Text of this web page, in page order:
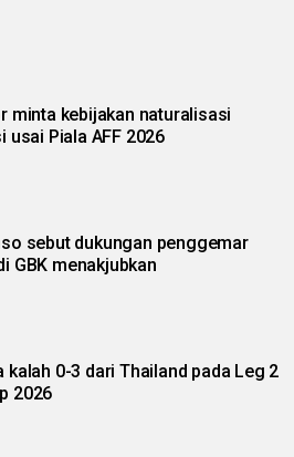
minta kebijakan naturalisasi
usai Piala AFF 2026
sebut dukungan penggemar
GBK menakjubkan
kalah 0-3 dari Thailand pada Leg 2
2026